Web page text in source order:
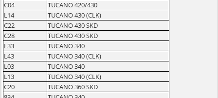
C04
TUCANO 420/430
L14
TUCANO 430 (CLK)
C22
TUCANO 430 SKD
C28
TUCANO 430 SKD
L33
TUCANO 340
L43
TUCANO 340 (CLK)
L03
TUCANO 340
L13
TUCANO 340 (CLK)
C20
TUCANO 360 SKD